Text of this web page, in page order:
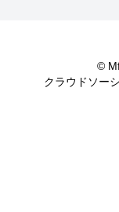
©
クラウドソー